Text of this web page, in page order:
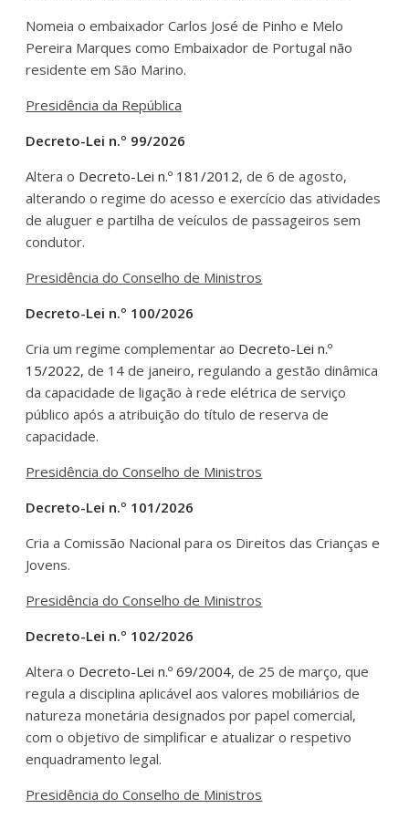
Nomeia o embaixador Carlos José de Pinho e Melo
Pereira Marques como Embaixador de Portugal não
residente em São Marino.
Presidência da República
Decreto-Lei n.º 99/2026
Altera o Decreto-Lei n.º 181/2012, de 6 de agosto,
alterando o regime do acesso e exercício das atividades
de aluguer e partilha de veículos de passageiros sem
condutor.
Presidência do Conselho de Ministros
Decreto-Lei n.º 100/2026
Cria um regime complementar ao Decreto-Lei n.º
15/2022, de 14 de janeiro, regulando a gestão dinâmica
da capacidade de ligação à rede elétrica de serviço
público após a atribuição do título de reserva de
capacidade.
Presidência do Conselho de Ministros
Decreto-Lei n.º 101/2026
Cria a Comissão Nacional para os Direitos das Crianças e
Jovens.
Presidência do Conselho de Ministros
Decreto-Lei n.º 102/2026
Altera o Decreto-Lei n.º 69/2004, de 25 de março, que
regula a disciplina aplicável aos valores mobiliários de
natureza monetária designados por papel comercial,
com o objetivo de simplificar e atualizar o respetivo
enquadramento legal.
Presidência do Conselho de Ministros